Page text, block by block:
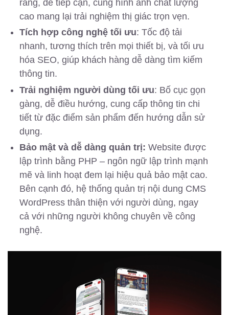
ràng, dễ tiếp cận, cùng hình ảnh chất lượng
cao mang lại trải nghiệm thị giác trọn vẹn.
Tích hợp công nghệ tối ưu: Tốc độ tải
nhanh, tương thích trên mọi thiết bị, và tối ưu
hóa SEO, giúp khách hàng dễ dàng tìm kiếm
thông tin.
Trải nghiệm người dùng tối ưu: Bố cục gọn
gàng, dễ điều hướng, cung cấp thông tin chi
tiết từ đặc điểm sản phẩm đến hướng dẫn sử
dụng.
Bảo mật và dễ dàng quản trị: Website được
lập trình bằng PHP – ngôn ngữ lập trình mạnh
mẽ và linh hoạt đem lại hiệu quả bảo mật cao.
Bên cạnh đó, hệ thống quản trị nội dung CMS
WordPress thân thiện với người dùng, ngay
cả với những người không chuyên về công
nghệ.